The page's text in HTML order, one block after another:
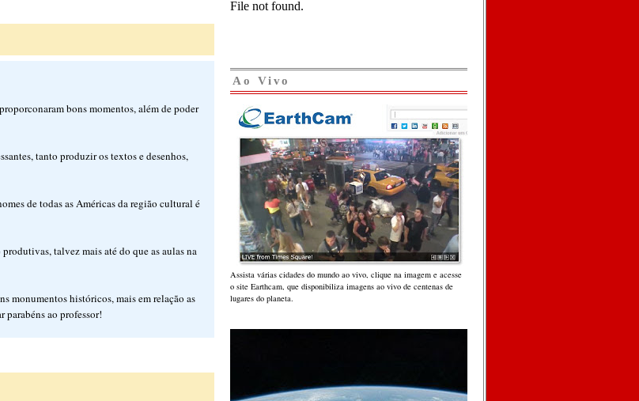
bons momentos, além de poder
tanto produzir os textos e desenhos,
de todas as Américas da região cultural é
talvez mais até do que as aulas na
monumentos históricos, mais em relação as
parabéns ao professor!
Ao Vivo
Assista várias cidades do mundo ao vivo, clique na imagem e acesse
o site Earthcam, que disponibiliza imagens ao vivo de centenas de
lugares do planeta.